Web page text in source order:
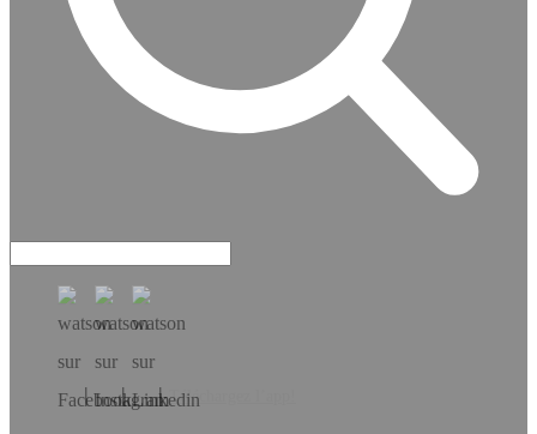
Téléchargez l’app!